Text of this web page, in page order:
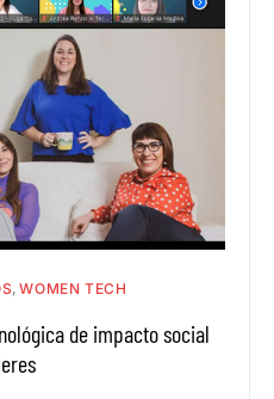
WOMEN TECH
de impacto social